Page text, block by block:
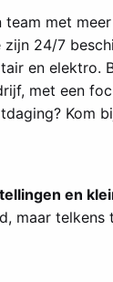
met
24/7
en elektro.
met een
Kom
en
maar